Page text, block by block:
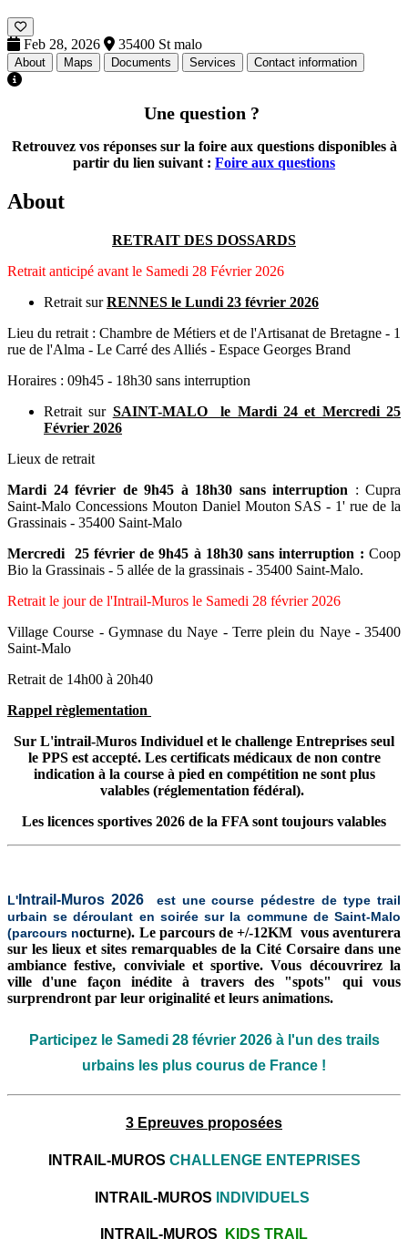
Feb 28, 2026 35400 St malo
About Maps Documents Services Contact information
Une question ?
Retrouvez vos réponses sur la foire aux questions disponibles à
partir du lien suivant : Foire aux questions
About
RETRAIT DES DOSSARDS
Retrait anticipé avant le Samedi 28 Février 2026
Retrait surRENNES le Lundi 23 février 2026
​Lieu du retrait : Chambre de Métiers et de l'Artisanat de Bretagne - 1
rue de l'Alma - Le Carré des Alliés - Espace Georges Brand
Horaires : 09h45 - 18h30 sans interruption
Retrait sur SAINT-MALO le Mardi 24 et Mercredi 25
Février 2026
Lieux de retrait
Mardi 24 février de 9h45 à 18h30 sans interruption : Cupra
Saint-Malo Concessions Mouton Daniel Mouton SAS - 1' rue de la
Grassinais - 35400 Saint-Malo
Mercredi 25 février de 9h45 à 18h30 sans interruption : Coop
Bio la Grassinais - 5 allée de la grassinais - 35400 Saint-Malo.
Retrait le jour de l'Intrail-Muros le Samedi 28 février 2026
Village Course - Gymnase du Naye - Terre plein du Naye - 35400
Saint-Malo
Retrait de 14h00 à 20h40
Rappel règlementation
Sur L'intrail-Muros Individuel et le challenge Entreprises seul
le PPS est accepté. Les certificats médicaux de non contre
indication à la course à pied en compétition ne sont plus
valables (réglementation fédéral).
Les licences sportives 2026 de la FFA sont toujours valables
L' Intrail-Muros 2026
est une course pédestre de type trail
urbain se déroulant en soiréesur la commune de Saint-Malo
(parcours nocturne). Le parcours de +/-12KM vous aventurera
sur les lieux et sites remarquables de la Cité Corsaire dans une
ambiance festive, conviviale et sportive. Vous découvrirez la
ville d'une façon inédite à travers des "spots" qui vous
surprendront par leur originalité et leurs animations.
Participez le Samedi 28 février 2026 à l'un des trails
urbains les plus courus de France !
3 Epreuves proposées
INTRAIL-MUROS CHALLENGE ENTEPRISES
INTRAIL-MUROS INDIVIDUELS
INTRAIL-MUROS KIDS TRAIL